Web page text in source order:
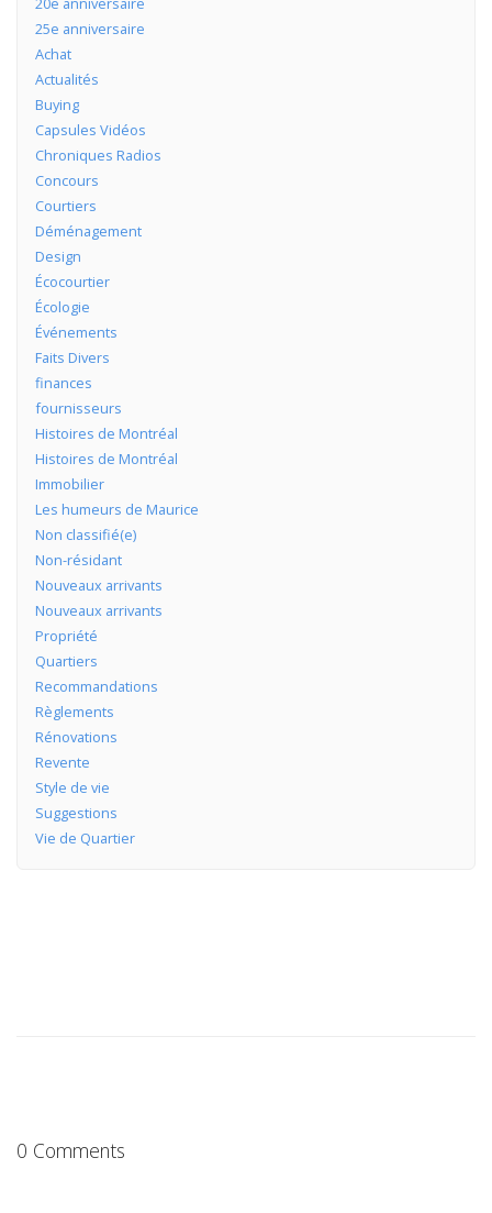
25e anniversaire
Achat
Actualités
Buying
Capsules Vidéos
Chroniques Radios
Concours
Courtiers
Déménagement
Design
Écocourtier
Écologie
Événements
Faits Divers
finances
fournisseurs
Histoires de Montréal
Histoires de Montréal
Immobilier
Les humeurs de Maurice
Non classifié(e)
Non-résidant
Nouveaux arrivants
Nouveaux arrivants
Propriété
Quartiers
Recommandations
Règlements
Rénovations
Revente
Style de vie
Suggestions
Vie de Quartier
0 Comments